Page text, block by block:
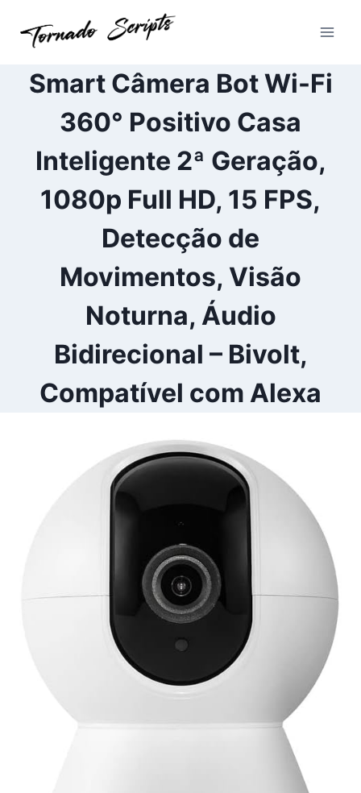
para
ConteúdoSmart Câmera Bot Wi-Fi
360° Positivo Casa
Inteligente 2ª Geração,
1080p Full HD, 15 FPS,
Detecção de
Movimentos, Visão
Noturna, Áudio
Bidirecional – Bivolt,
Compatível com Alexa